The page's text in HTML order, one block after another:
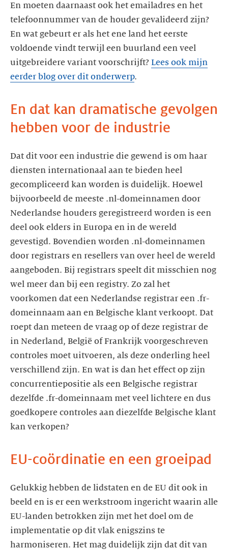
En moeten daarnaast ook het emailadres en het
telefoonnummer van de houder gevalideerd zijn?
En wat gebeurt er als het ene land het eerste
voldoende vindt terwijl een buurland een veel
uitgebreidere variant voorschrijft? Lees ook mijn
eerder blog over dit onderwerp.
En dat kan dramatische gevolgen
hebben voor de industrie
Dat dit voor een industrie die gewend is om haar
diensten internationaal aan te bieden heel
gecompliceerd kan worden is duidelijk. Hoewel
bijvoorbeeld de meeste .nl-domeinnamen door
Nederlandse houders geregistreerd worden is een
deel ook elders in Europa en in de wereld
gevestigd. Bovendien worden .nl-domeinnamen
door registrars en resellers van over heel de wereld
aangeboden. Bij registrars speelt dit misschien nog
wel meer dan bij een registry. Zo zal het
voorkomen dat een Nederlandse registrar een .fr-
domeinnaam aan en Belgische klant verkoopt. Dat
roept dan meteen de vraag op of deze registrar de
in Nederland, België of Frankrijk voorgeschreven
controles moet uitvoeren, als deze onderling heel
verschillend zijn. En wat is dan het effect op zijn
concurrentiepositie als een Belgische registrar
dezelfde .fr-domeinnaam met veel lichtere en dus
goedkopere controles aan diezelfde Belgische klant
kan verkopen?
EU-coördinatie en een groeipad
Gelukkig hebben de lidstaten en de EU dit ook in
beeld en is er een werkstroom ingericht waarin alle
EU-landen betrokken zijn met het doel om de
implementatie op dit vlak enigszins te
harmoniseren. Het mag duidelijk zijn dat dit van